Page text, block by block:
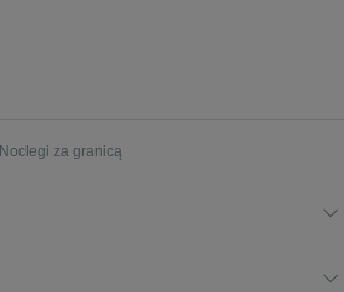
Noclegi za granicą